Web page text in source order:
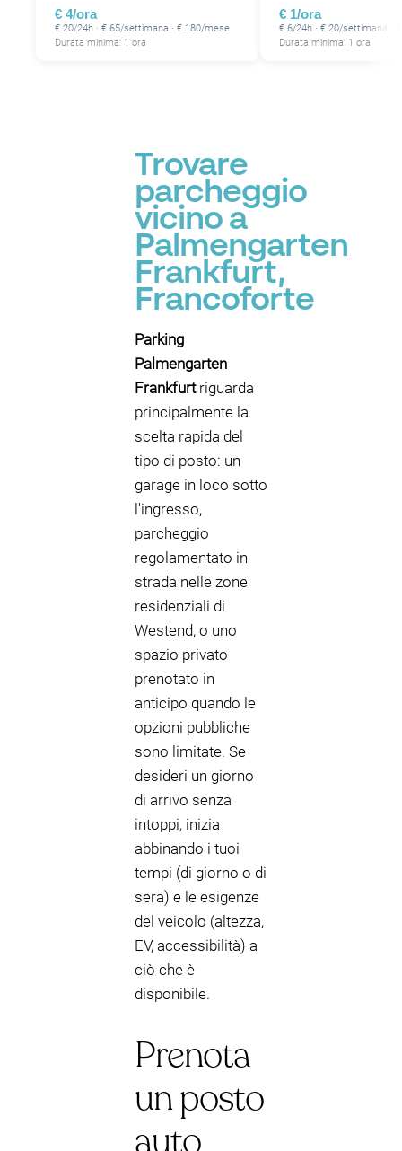
€ 4/ora
€ 20/24h · € 65/settimana · € 180/mese
Durata minima: 1 ora
€ 1/ora
€ 6/24h · € 20/settimana ·
Durata minima: 1 ora
Trovare
parcheggio
vicino a
Palmengarten
Frankfurt,
Francoforte
Parking
Palmengarten
Frankfurtriguarda
principalmente la
scelta rapida del
tipo di posto: un
garage in loco sotto
l'ingresso,
parcheggio
regolamentato in
strada nelle zone
residenziali di
Westend, o uno
spazio privato
prenotato in
anticipo quando le
opzioni pubbliche
sono limitate. Se
desideri un giorno
di arrivo senza
intoppi, inizia
abbinando i tuoi
tempi (di giorno o di
sera) e le esigenze
del veicolo (altezza,
EV, accessibilità) a
ciò che è
disponibile.
Prenota
un posto